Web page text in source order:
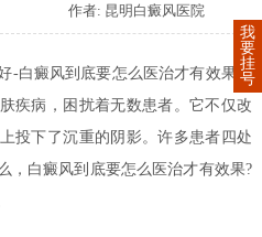
作者: 昆明白癜风医院
-白癜风到底要怎么医治才有效果？
疾病，困扰着无数患者。它不仅改
投下了沉重的阴影。许多患者四处
，白癜风到底要怎么医治才有效果?
我
要
挂
号